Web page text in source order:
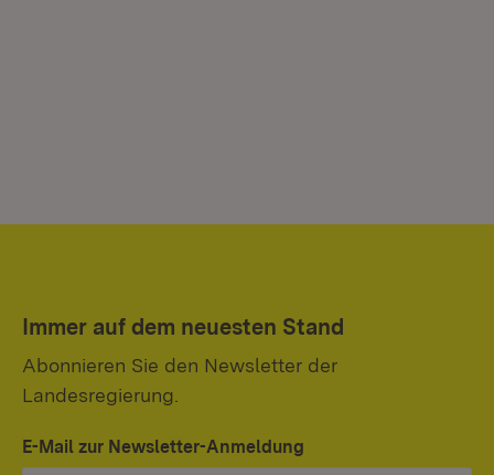
Immer auf dem neuesten Stand
Abonnieren Sie den Newsletter der
Landesregierung.
E-Mail zur Newsletter-Anmeldung